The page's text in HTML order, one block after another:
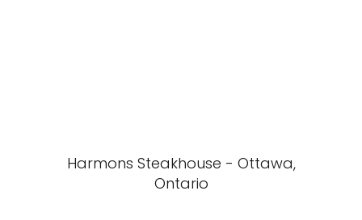
Harmons Steakhouse - Ottawa,
Ontario